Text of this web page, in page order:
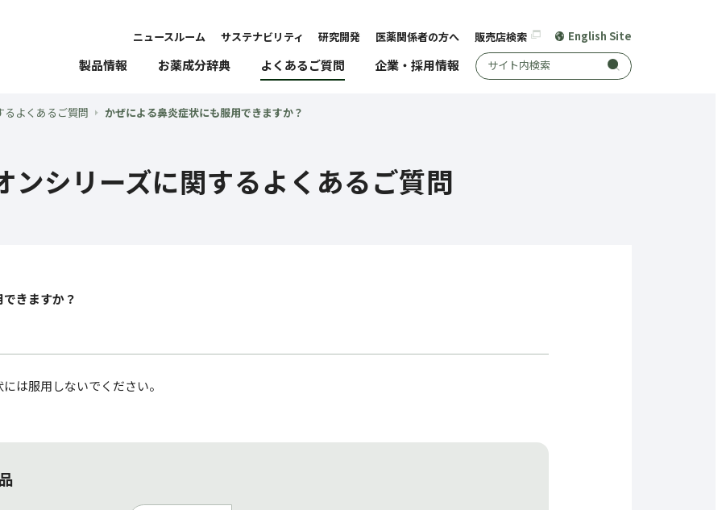
製品情報 お薬成分辞典 よくあるご質問 企業・採用情報 サイト内検索
ニュースルーム サステナビリティ 研究開発 医薬関係者の方へ 販売店検索 English Site
るよくあるご質問 かぜによる鼻炎症状にも服用できますか？
ンシリーズに関するよくあるご質問
きますか？
は服用しないでください。